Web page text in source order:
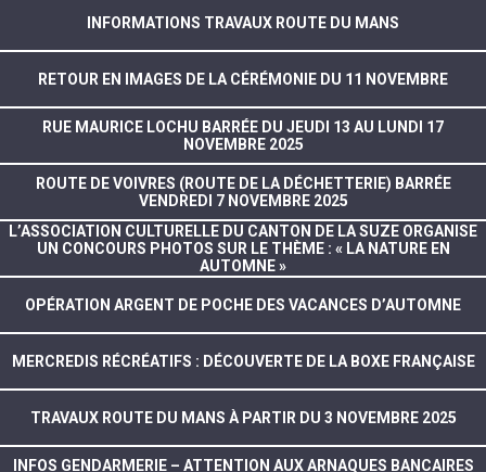
INFORMATIONS TRAVAUX ROUTE DU MANS
RETOUR EN IMAGES DE LA CÉRÉMONIE DU 11 NOVEMBRE
RUE MAURICE LOCHU BARRÉE DU JEUDI 13 AU LUNDI 17
NOVEMBRE 2025
ROUTE DE VOIVRES (ROUTE DE LA DÉCHETTERIE) BARRÉE
VENDREDI 7 NOVEMBRE 2025
L’ASSOCIATION CULTURELLE DU CANTON DE LA SUZE ORGANISE
UN CONCOURS PHOTOS SUR LE THÈME : « LA NATURE EN
AUTOMNE »
OPÉRATION ARGENT DE POCHE DES VACANCES D’AUTOMNE
MERCREDIS RÉCRÉATIFS : DÉCOUVERTE DE LA BOXE FRANÇAISE
TRAVAUX ROUTE DU MANS À PARTIR DU 3 NOVEMBRE 2025
INFOS GENDARMERIE – ATTENTION AUX ARNAQUES BANCAIRES